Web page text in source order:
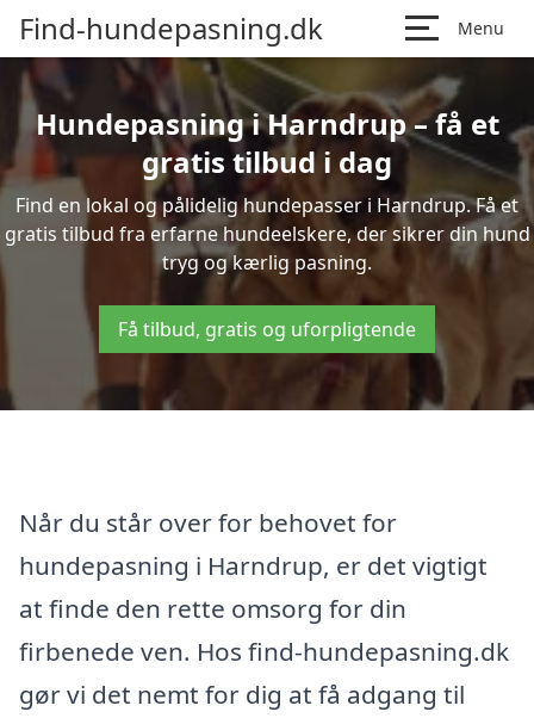
Find-hundepasning.dk Menu
Hundepasning i Harndrup – få et
gratis tilbud i dag
Find en lokal og pålidelig hundepasser i Harndrup. Få et
gratis tilbud fra erfarne hundeelskere, der sikrer din hund
tryg og kærlig pasning.
Få tilbud, gratis og uforpligtende
Når du står over for behovet for
hundepasning i Harndrup, er det vigtigt
at finde den rette omsorg for din
firbenede ven. Hos find-hundepasning.dk
gør vi det nemt for dig at få adgang til